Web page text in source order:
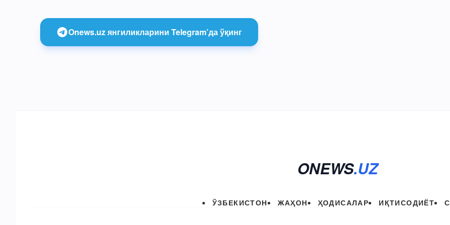
Onews.uz янгиликларини Telegram’да ўқинг
ONEWS.UZ
ЎЗБЕКИСТОН ЖАҲОН ҲОДИСАЛАР ИҚТИСОДИЁТ